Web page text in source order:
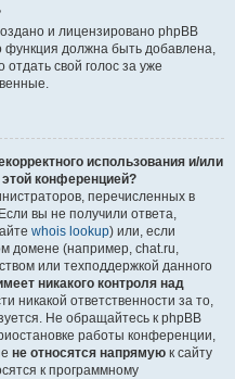
и лицензировано phpBB
функция должна быть добавлена,
отдать свой голос за уже
использования и/или
конференцией?
перечисленных в
вы не получили ответа,
whois lookup) или, если
домене (например, chat.ru,
или техподдержкой данного
никакого контроля над
никакой ответственности за то,
Не обращайтесь к phpBB
работы конференции,
не относятся напрямую к сайту
к программному